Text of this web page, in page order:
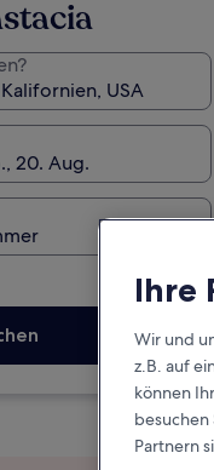
20. Aug.
Ihre
Wir und
z.B. auf
können
besuchen
Partnern